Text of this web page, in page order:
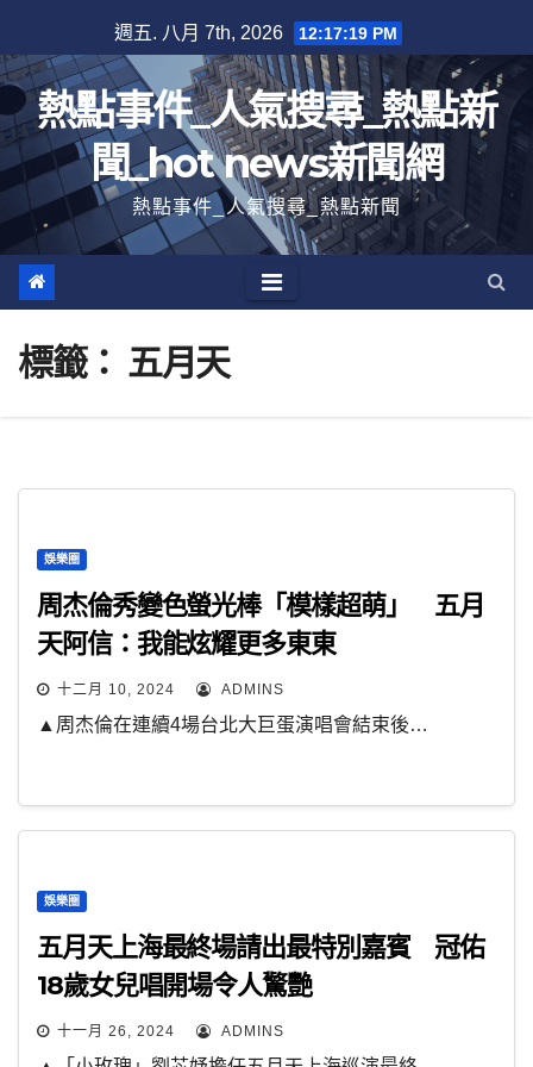
至
內
容
週五. 八月 7th, 2026 12:17:20 PM
熱點事件_人氣搜尋_熱點新
聞_hot news新聞網
熱點事件_人氣搜尋_熱點新聞
標籤： 五月天
娛樂圈
周杰倫秀變色螢光棒「模樣超萌」 五月
天阿信：我能炫耀更多東東
十二月 10, 2024 ADMINS
▲周杰倫在連續4場台北大巨蛋演唱會結束後…
娛樂圈
五月天上海最終場請出最特別嘉賓 冠佑
18歲女兒唱開場令人驚艷
十一月 26, 2024 ADMINS